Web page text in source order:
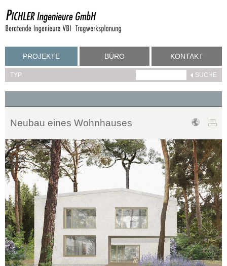
PROJEKTE BÜRO KONTAKT
TYP
Neubau eines Wohnhauses